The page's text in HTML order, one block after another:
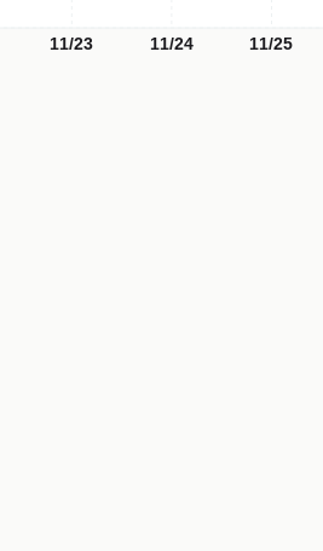
11/23 11/24 11/25